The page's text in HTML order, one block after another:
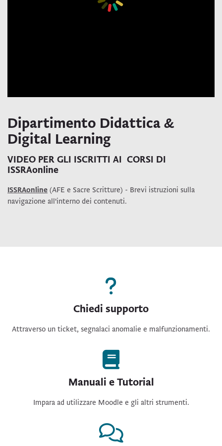
Dipartimento Didattica &
Digital Learning
VIDEO PER GLI ISCRITTI AI CORSI DI
ISSRAonline
ISSRAonline (AFE e Sacre Scritture) - Brevi istruzioni sulla
navigazione all'interno dei contenuti.
Chiedi supporto
Attraverso un ticket, segnalaci anomalie e malfunzionamenti.
Chiedi supporto
Manuali e Tutorial
Impara ad utilizzare Moodle e gli altri strumenti.
Manuali e Tutorial
Consulenza Discere